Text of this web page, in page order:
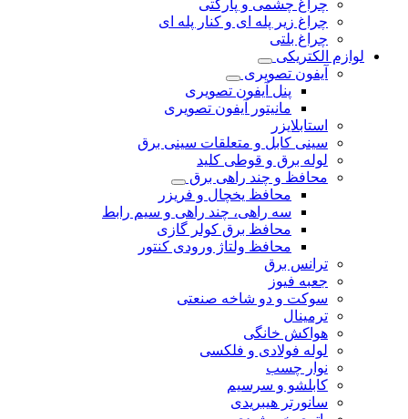
چراغ چشمی و پارکتی
چراغ‌ زیر‌ پله‌ ای و کنار‌ پله‌ ای
چراغ بلتی
لوازم الکتریکی
آیفون تصویری
پنل آیفون تصویری
مانیتور آیفون تصویری
استابلایزر
سینی کابل و متعلقات سینی برق
لوله برق و قوطی کلید
محافظ و چند راهی برق
محافظ یخچال و فریزر
سه راهی، چند راهی و سیم رابط
محافظ برق کولر گازی
محافظ ولتاژ ورودی کنتور
ترانس برق
جعبه فیوز
سوکت و دو شاخه صنعتی
ترمینال
هواکش خانگی
لوله فولادی و فلکسی
نوار چسب
کابلشو و سرسیم
سانورتر هیبریدی